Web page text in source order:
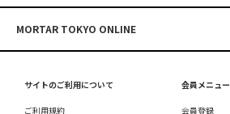
MORTAR TOKYO ONLINE
サイトのご利用について
ご利用規約
会員メニュー
会員登録